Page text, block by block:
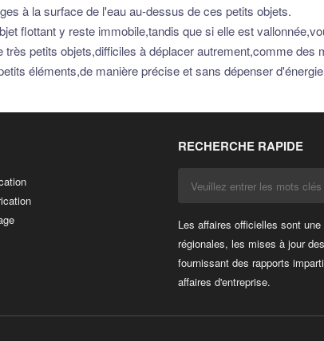
à la surface de l'eau au-dessus de ces petits objets.
flottant y reste immobile,tandis que si elle est
petits objets,difficiles à déplacer autrement,comme des
éléments,de manière précise et sans dépenser
RECHERCHE RAPIDE
Les affaires officielles sont
régionales, les mises à jour
fournissant des rapports
affaires d'entreprise.